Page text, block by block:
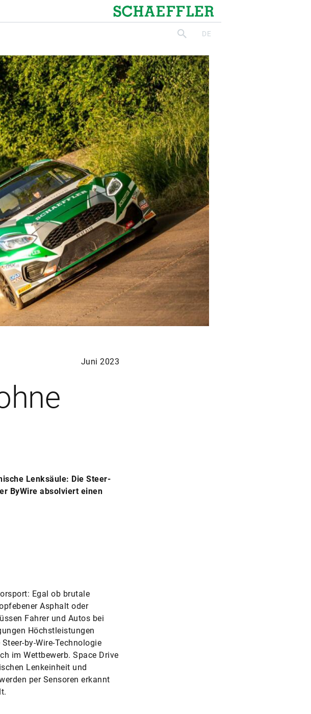
Schaeffler
suchenDE
Juni 2023
Lenksäule: Die Steer-
ByWire absolviert einen
Egal ob brutale
Asphalt oder
Fahrer und Autos bei
Höchstleistungen
by-Wire-Technologie
im Wettbewerb. Space Drive
Lenkeinheit und
per Sensoren erkannt